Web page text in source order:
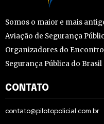
Somos o maior e mais
Aviação de Segurança
Organizadores do
Segurança Pública do Brasil
CONTATO
contato@pilotopolicial.com.br